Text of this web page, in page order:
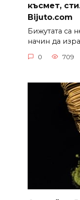
късмет,
Bijuto.com
Бижутата са
начин да
0 709